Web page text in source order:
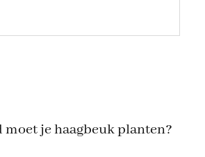
moet je haagbeuk planten?